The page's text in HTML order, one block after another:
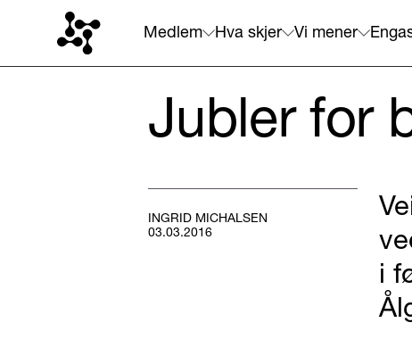
Medlem Hva skjer Vi mener
Jubler for
INGRID MICHALSEN
03.03.2016
i